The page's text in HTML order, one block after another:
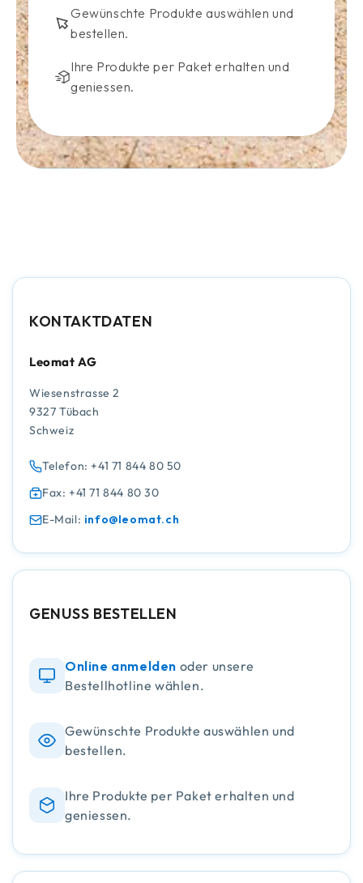
Gewünschte Produkte auswählen und
bestellen.
Ihre Produkte per Paket erhalten und
geniessen.
KONTAKTDATEN
Leomat AG
Wiesenstrasse 2
9327 Tübach
Schweiz
Telefon: +41 71 844 80 50
Fax: +41 71 844 80 30
E-Mail: info@leomat.ch
GENUSS BESTELLEN
Online anmelden oder unsere
Bestellhotline wählen.
Gewünschte Produkte auswählen und
bestellen.
Ihre Produkte per Paket erhalten und
geniessen.